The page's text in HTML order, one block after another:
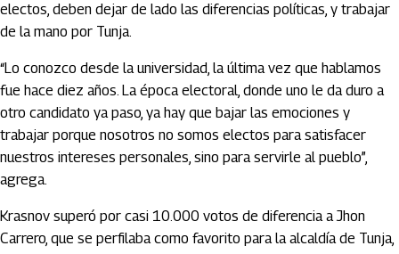
electos, deben dejar de lado las diferencias políticas, y trabajar
de la mano por Tunja.
“Lo conozco desde la universidad, la última vez que hablamos
fue hace diez años. La época electoral, donde uno le da duro a
otro candidato ya paso, ya hay que bajar las emociones y
trabajar porque nosotros no somos electos para satisfacer
nuestros intereses personales, sino para servirle al pueblo”,
agrega.
Krasnov superó por casi 10.000 votos de diferencia a Jhon
Carrero, que se perfilaba como favorito para la alcaldía de Tunja,